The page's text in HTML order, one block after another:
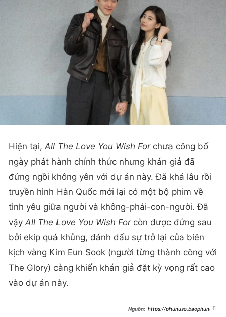
Hiện tại, All The Love You Wish For chưa công bố
ngày phát hành chính thức nhưng khán giả đã
đứng ngồi không yên với dự án này. Đã khá lâu rồi
truyền hình Hàn Quốc mới lại có một bộ phim về
tình yêu giữa người và không-phải-con-người. Đã
vậy All The Love You Wish Forcòn được đứng sau
bởi ekip quá khủng, đánh dấu sự trở lại của biên
kịch vàng Kim Eun Sook (người từng thành công với
The Glory) càng khiến khán giả đặt kỳ vọng rất cao
vào dự án này.
https://phunuso.baophunuth